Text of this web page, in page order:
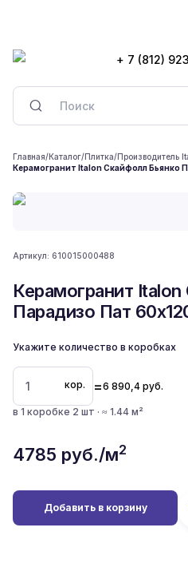
+ 7 (812)
Главная/Каталог/Плитка/Производитель
Керамогранит Italon Скайфолл Бьянко
Артикул: 610015000488
Керамогранит
Парадизо Пат
Укажите количество в коробках
кор. =6 890,4 руб.
в 1 коробке 2 шт · ≈ 1.44 м²
4785 руб./м2
Добавить в корзину